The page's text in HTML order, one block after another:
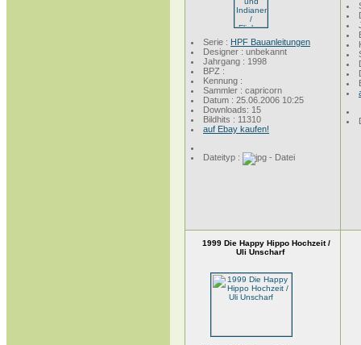
Serie : HPF Bauanleitungen
Designer : unbekannt
Jahrgang : 1998
BPZ :
Kennung :
Sammler : capricorn
Datum : 25.06.2006 10:25
Downloads: 15
Bildhits : 11310
auf Ebay kaufen!
Dateityp :
1999 Die Happy Hippo Hochzeit /
Uli Unscharf